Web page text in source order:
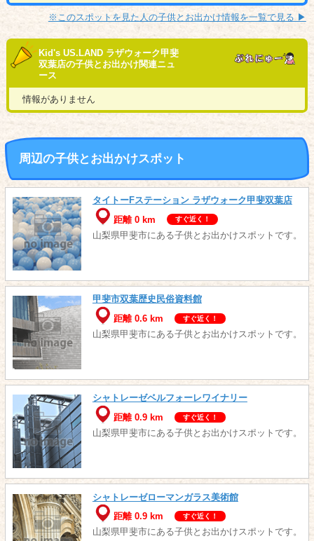
※このスポットを見た人の子供とお出かけ情報を一覧で見る ▶︎
Kid's US.LAND ラザウォーク甲斐
双葉店の子供とお出かけ関連ニュ
ース
情報がありません
周辺の子供とお出かけスポット
タイトーFステーション ラザウォーク甲斐双葉店
距離 0 km
すぐ近く！
山梨県甲斐市にある子供とお出かけスポットです。
甲斐市双葉歴史民俗資料館
距離 0.6 km
すぐ近く！
山梨県甲斐市にある子供とお出かけスポットです。
シャトレーゼベルフォーレワイナリー
距離 0.9 km
すぐ近く！
山梨県甲斐市にある子供とお出かけスポットです。
シャトレーゼローマンガラス美術館
距離 0.9 km
すぐ近く！
山梨県甲斐市にある子供とお出かけスポットです。